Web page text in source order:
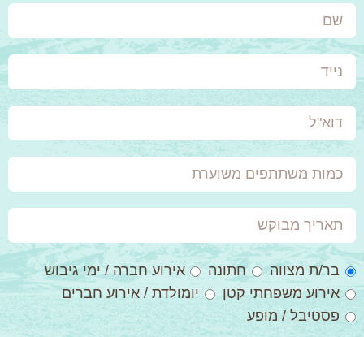
שם
נייד
דוא"ל
כמות
משתתפים
משוערת
תאריך
מבוקש
סגנון
אירוע
בר/ת מצווה חתונה
אירוע חברה / ימי גיבוש
אירוע משפחתי קטן
יומולדת / אירוע חברים
פסטיבל / מופע